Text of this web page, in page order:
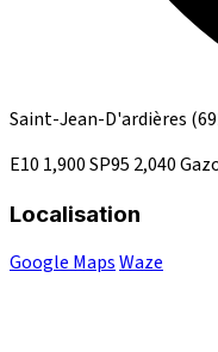
Saint-Jean-D'ardières
E10 1,900SP95 2,040
Localisation
Google MapsWaze